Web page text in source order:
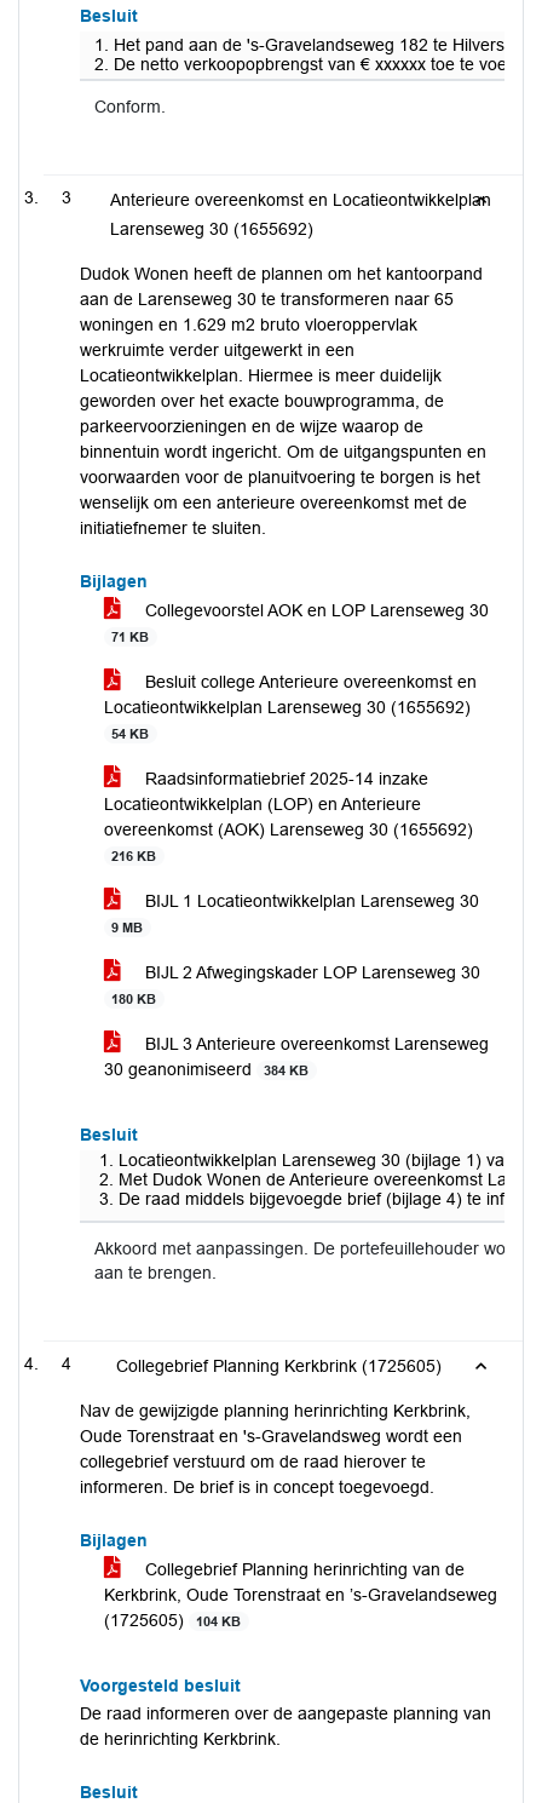
Besluit
1. Het pand aan de 's-Gravelandseweg 182 te
2. De netto verkoopopbrengst van € xxxxxx toe te
Conform.
3
Anterieure overeenkomst en Locatieontwikkelplan
Larenseweg 30 (1655692)
Dudok Wonen heeft de plannen om het kantoorpand
aan de Larenseweg 30 te transformeren naar 65
woningen en 1.629 m2 bruto vloeroppervlak
werkruimte verder uitgewerkt in een
Locatieontwikkelplan. Hiermee is meer duidelijk
geworden over het exacte bouwprogramma, de
parkeervoorzieningen en de wijze waarop de
binnentuin wordt ingericht. Om de uitgangspunten en
voorwaarden voor de planuitvoering te borgen is het
wenselijk om een anterieure overeenkomst met de
initiatiefnemer te sluiten.
Bijlagen
Collegevoorstel AOK en LOP Larenseweg 30
71 KB
Besluit college Anterieure overeenkomst en
Locatieontwikkelplan Larenseweg 30 (1655692)
54 KB
Raadsinformatiebrief 2025-14 inzake
Locatieontwikkelplan (LOP) en Anterieure
overeenkomst (AOK) Larenseweg 30 (1655692)
216 KB
BIJL 1 Locatieontwikkelplan Larenseweg 30
9 MB
BIJL 2 Afwegingskader LOP Larenseweg 30
180 KB
BIJL 3 Anterieure overeenkomst Larenseweg
30 geanonimiseerd
384 KB
Besluit
Locatieontwikkelplan Larenseweg 30 (bijlage 1) vast te
Met Dudok Wonen de Anterieure overeenkomst
De raad middels bijgevoegde brief (bijlage 4) te
Akkoord met aanpassingen. De portefeuillehouder wordt
aan te brengen.
4 Collegebrief Planning Kerkbrink (1725605)
Nav de gewijzigde planning herinrichting Kerkbrink,
Oude Torenstraat en 's-Gravelandsweg wordt een
collegebrief verstuurd om de raad hierover te
informeren. De brief is in concept toegevoegd.
Bijlagen
Collegebrief Planning herinrichting van de
Kerkbrink, Oude Torenstraat en ’s-Gravelandseweg
(1725605)
104 KB
Voorgesteld besluit
De raad informeren over de aangepaste planning van
de herinrichting Kerkbrink.
Besluit